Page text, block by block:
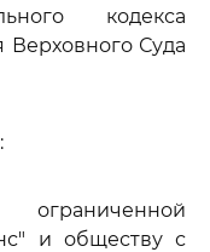
кодекса
Верховного Суда
и обществу с